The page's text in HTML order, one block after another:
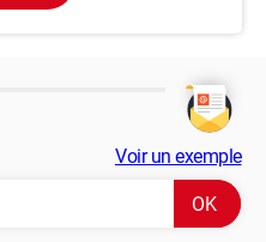
Voir un exemple